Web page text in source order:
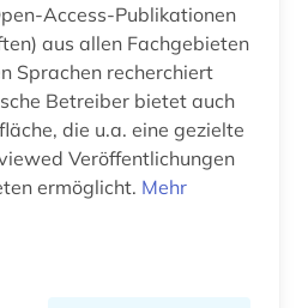
Access-Publikationen
aus allen Fachgebieten
Sprachen recherchiert
Betreiber bietet auch
die u.a. eine gezielte
Veröffentlichungen
ermöglicht. Mehr